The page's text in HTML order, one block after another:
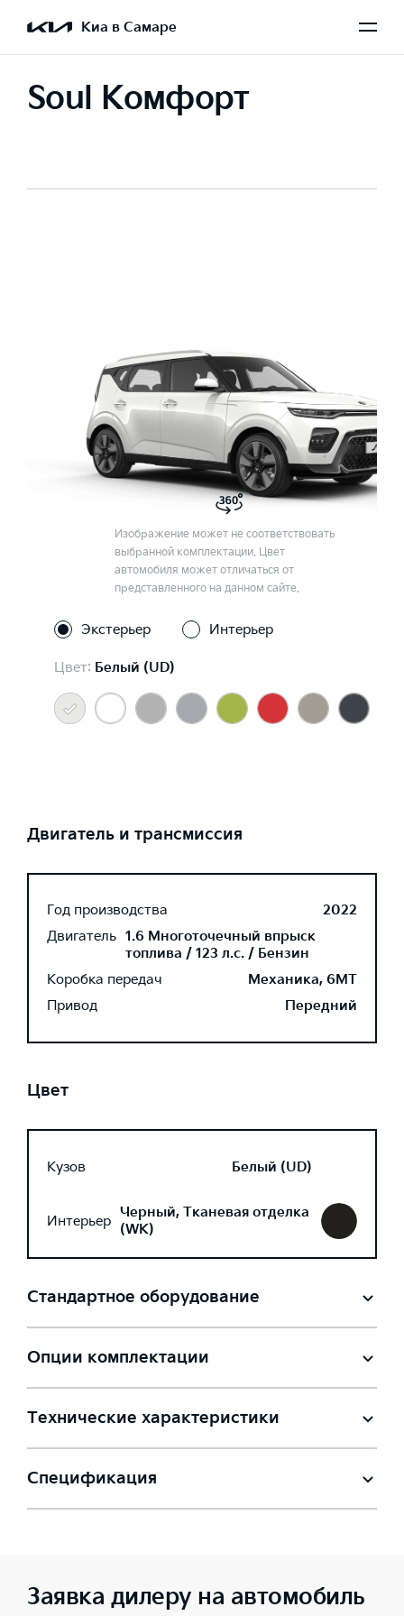
Киа в Самаре
Soul Комфорт
Изображение может не соответствовать
выбранной комплектации. Цвет
автомобиля может отличаться от
представленного на данном сайте.
Экстерьер Интерьер
Цвет: Белый (UD)
Двигатель и трансмиссия
Год производства
2022
Двигатель 1.6 Многоточечный впрыск
топлива / 123 л.с. / Бензин
Коробка передач
Механика, 6MT
Привод
Передний
Цвет
Кузов Белый (UD)
Интерьер Черный, Тканевая отделка
(WK)
Стандартное оборудование
Опции комплектации
Технические характеристики
Спецификация
Заявка дилеру на автомобиль